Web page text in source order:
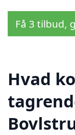
Få 3 tilbud,
Hvad